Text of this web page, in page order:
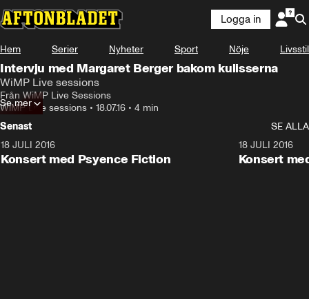
Logga in
Hem Serier Nyheter Sport Nöje Livsstil
Intervju med Margaret Berger bakom kulisserna
WiMP Live sessions
Från WiMP Live Sessions
WiMP Live sessions • 18.07.16 • 4 min
Se mer
Senast
SE ALLA
18 JULI 2016
Konsert med Psyence Fiction
18 JULI 2016
Konsert